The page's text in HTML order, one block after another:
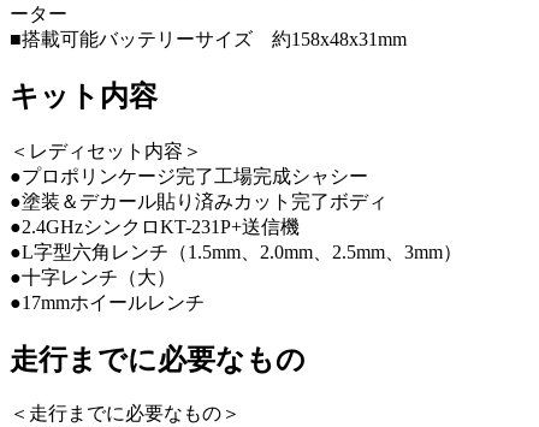
ーター
■搭載可能バッテリーサイズ 約158x48x31mm
キット内容
＜レディセット内容＞
●プロポリンケージ完了工場完成シャシー
●塗装＆デカール貼り済みカット完了ボディ
●2.4GHzシンクロKT-231P+送信機
●L字型六角レンチ（1.5mm、2.0mm、2.5mm、3mm）
●十字レンチ（大）
●17mmホイールレンチ
走行までに必要なもの
＜走行までに必要なもの＞